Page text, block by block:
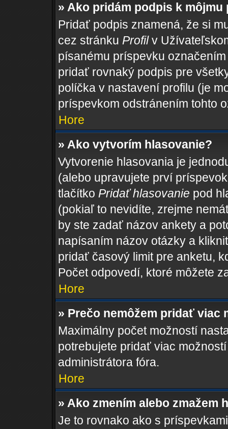
» Ako pridám podpis k môjmu
Pridať podpis znamená, že si
cez stránku Profilv
písanému príspevku
pridať rovnaký podpis pre
políčka v nastavení profilu (je
príspevkom odstránením tohto
Hore
» Ako vytvorím hlasovanie?
Vytvorenie hlasovania je
(alebo upravujete prví
tlačítko Pridať hlasovanie pod
(pokiaľ to nevidíte, zrejme
by ste zadať názov ankety a
napísaním názov otázky a
pridať časový limit pre anketu,
Počet odpovedí, ktoré môžete
Hore
» Prečo nemôžem pridať viac
Maximálny počet možností
potrebujete pridať viac
administrátora fóra.
Hore
» Ako zmením alebo zmažem
Je to rovnako ako s